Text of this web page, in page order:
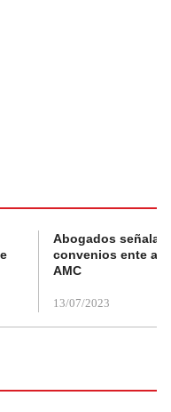
Abogados
convenios ente
AMC
13/07/2023